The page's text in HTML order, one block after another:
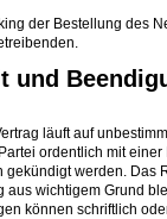
der Bestellung des
und
läuft auf
ordentlich mit einer
gekündigt werden. Das
aus wichtigem Grund
können schriftlich